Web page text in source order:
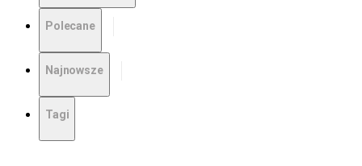
Polecane
Najnowsze
Tagi